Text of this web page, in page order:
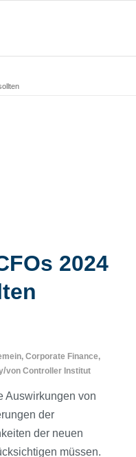
2024
, Corporate Finance,
/von Controller Institut
Auswirkungen von
der
der neuen
müssen.